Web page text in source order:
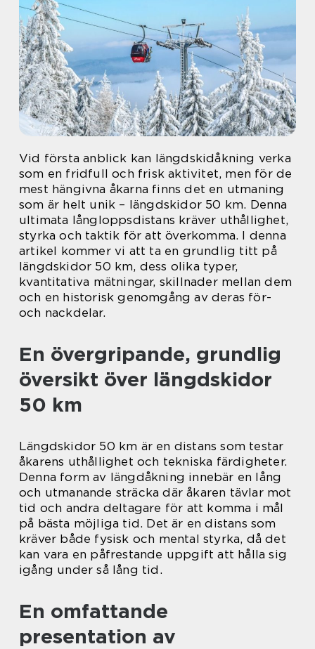
Vid första anblick kan längdskidåkning verka
som en fridfull och frisk aktivitet, men för de
mest hängivna åkarna finns det en utmaning
som är helt unik – längdskidor 50 km. Denna
ultimata långloppsdistans kräver uthållighet,
styrka och taktik för att överkomma. I denna
artikel kommer vi att ta en grundlig titt på
längdskidor 50 km, dess olika typer,
kvantitativa mätningar, skillnader mellan dem
och en historisk genomgång av deras för-
och nackdelar.
En övergripande, grundlig
översikt över längdskidor
50 km
Längdskidor 50 km är en distans som testar
åkarens uthållighet och tekniska färdigheter.
Denna form av längdåkning innebär en lång
och utmanande sträcka där åkaren tävlar mot
tid och andra deltagare för att komma i mål
på bästa möjliga tid. Det är en distans som
kräver både fysisk och mental styrka, då det
kan vara en påfrestande uppgift att hålla sig
igång under så lång tid.
En omfattande
presentation av